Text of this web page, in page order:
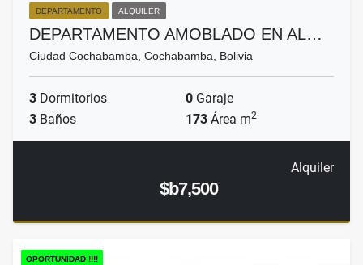
DEPARTAMENTO ALQUILER
DEPARTAMENTO AMOBLADO EN AL…
Ciudad Cochabamba, Cochabamba, Bolivia
3 Dormitorios 0 Garaje
3 Baños 173 Área m2
Alquiler
$b7,500
OPORTUNIDAD !!!!